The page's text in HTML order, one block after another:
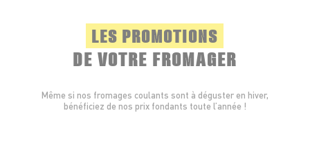
LES PROMOTIONS
DE VOTRE FROMAGER
Même si nos fromages coulants sont à déguster en hiver,
bénéficiez de nos prix fondants toute l’année !